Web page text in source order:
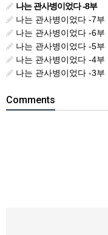
나는 관사병이었다 -8부
나는 관사병이었다 -7부
나는 관사병이었다 -6부
나는 관사병이었다 -5부
나는 관사병이었다 -4부
나는 관사병이었다 -3부
Comments